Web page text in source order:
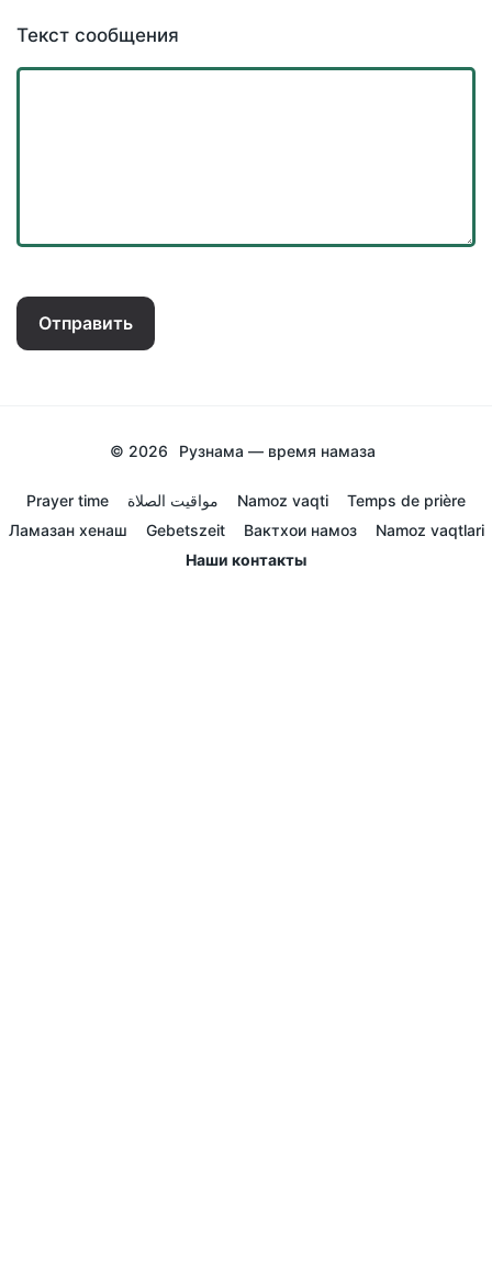
Текст сообщения
Отправить
© 2026 Рузнама — время намаза
Prayer time مواقيت الصلاة Namoz vaqti
Temps de prière
Ламазан хенаш
Gebetszeit Вактхои намоз
Namoz vaqtlari
Наши контакты